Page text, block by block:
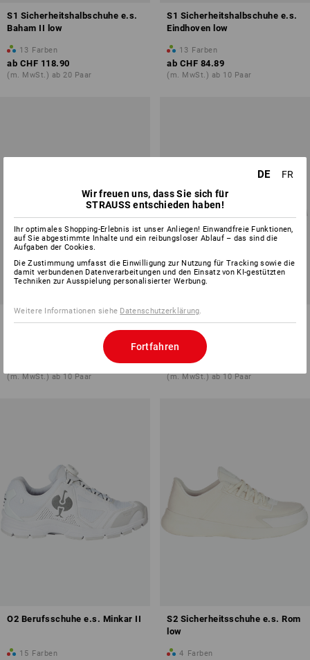
S1 Sicherheitshalbschuhe e.s.
Baham II low
13 Farben
ab CHF 118.90
(m. MwSt.) ab 20 Paar
S1 Sicherheitshalbschuhe e.s.
Eindhoven low
13 Farben
ab CHF 84.89
(m. MwSt.) ab 10 Paar
S1 Sicherheitsschuhe e.s. St.
(m. MwSt.) ab 10 Paar
SB Sicherheitshalbschuhe e.s.
Comoe low
Farben
ab CHF 135.89
(m. MwSt.) ab 10 Paar
O2 Berufsschuhe e.s. Minkar II
15 Farben
S2 Sicherheitsschuhe e.s. Rom
low
4 Farben
DE
FR
Wir freuen uns, dass Sie sich für
STRAUSS entschieden haben!
Ihr optimales Shopping-Erlebnis ist unser Anliegen! Einwandfreie Funktionen,
auf Sie abgestimmte Inhalte und ein reibungsloser Ablauf – das sind die
Aufgaben der Cookies.
Die Zustimmung umfasst die Einwilligung zur Nutzung für Tracking sowie die
damit verbundenen Datenverarbeitungen und den Einsatz von KI-gestützten
Techniken zur Ausspielung personalisierter Werbung.
Weitere Informationen siehe Datenschutzerklärung
Fortfahren